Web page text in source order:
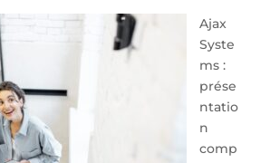
Ajax
Syste
ms :
prése
ntatio
n
comp